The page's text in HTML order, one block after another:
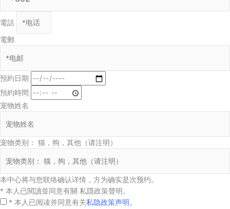
電話
電郵
預約日期
預約時間
宠物姓名
宠物类别： 猫，狗，其他（请注明）
本中心将与您联络确认详情，方为确实是次预约。
* 本人已閱讀並同意有關 私隱政策聲明。
* 本人已阅读并同意有关私隐政策声明。